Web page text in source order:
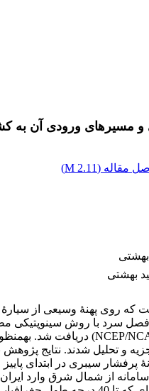
و مسیرهای ورودی آن به
مقاله (2.11 M
)